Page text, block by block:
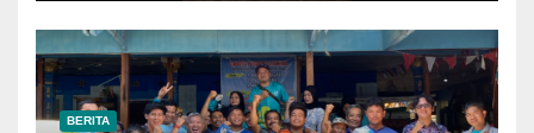
BERITA